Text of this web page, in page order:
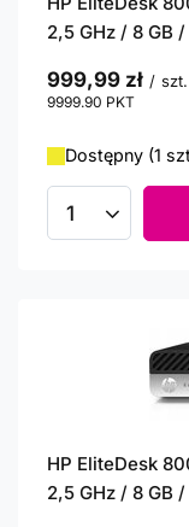
2,5 GHz / 8 GB
999,99 zł / szt.
9999.90 PKT
Dostępny (1
Ilość
HP EliteDesk
2,5 GHz / 8 GB